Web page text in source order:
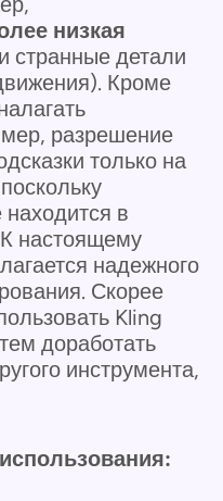
низкая
странные детали
Кроме
разрешение
только на
в
настоящему
надежного
Скорее
Kling
доработать
инструмента,